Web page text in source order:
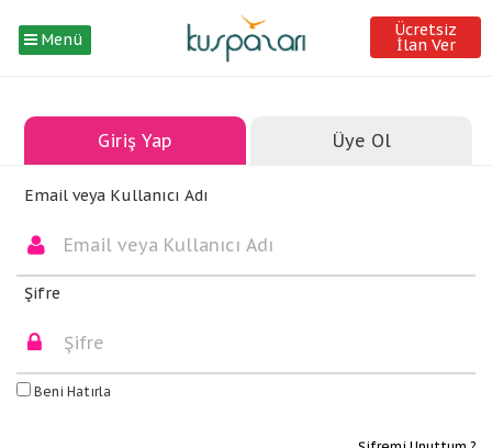
Menü Ücretsiz
İlan Ver
Giriş Yap Üye Ol
Email veya Kullanıcı Adı
Şifre
Beni Hatırla